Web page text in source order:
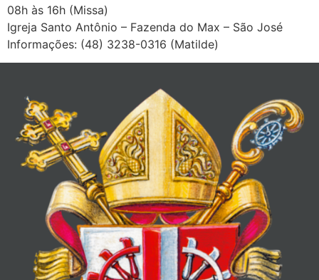
08h às 16h (Missa)
Igreja Santo Antônio – Fazenda do Max – São José
Informações: (48) 3238-0316 (Matilde)